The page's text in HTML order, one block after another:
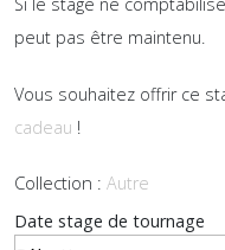
peut pas être maintenu.
Vous souhaitez offrir ce
cadeau !
Collection : Autre
date stage de tournage